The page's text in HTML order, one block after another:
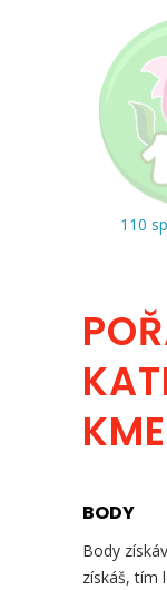
110
BODY
Body
získáš, tím